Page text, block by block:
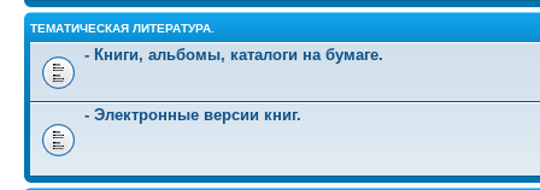
ТЕМАТИЧЕСКАЯ ЛИТЕРАТУРА.
- Книги, альбомы, каталоги на бумаге.
- Электронные версии книг.